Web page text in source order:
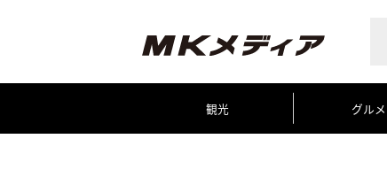
観光 グルメ